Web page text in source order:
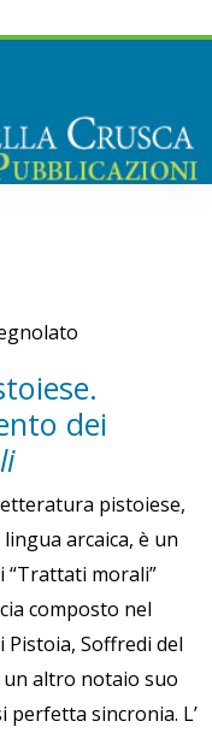
dei
pistoiese,
arcaica, è un
“Trattati morali”
composto nel
Pistoia, Soffredi del
un altro notaio suo
perfetta sincronia. L’